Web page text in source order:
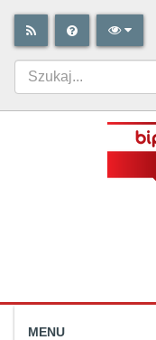
MENU